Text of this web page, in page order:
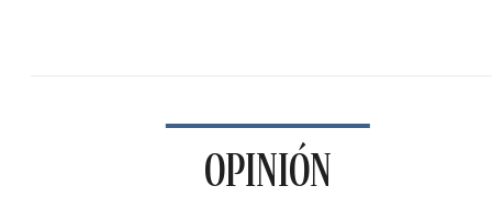
OPINIÓN